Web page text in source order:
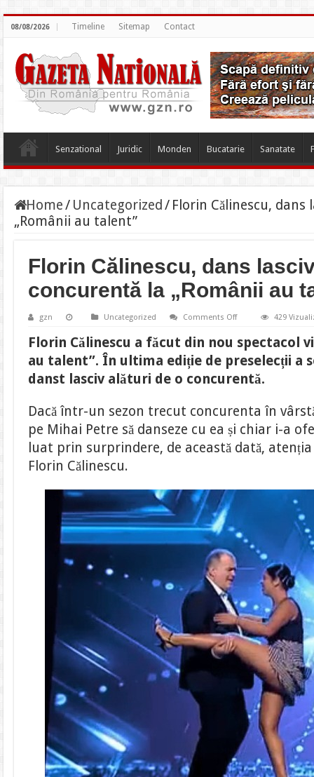
08/08/2026 Timeline Sitemap Contact
Senzational Juridic Monden Bucatarie Sanatate
Home/ Uncategorized / Florin Călinescu, dans
„Românii au talent”
Florin Călinescu, dans
concurentă la „Românii au
gzn Uncategorized Comments Offon
dans
lasciv
cu
concurentă
au
talent”
429
Florin Călinescu a făcut din nou spectacol
au talent”. În ultima ediție de preselecții a
danst lasciv alături de o concurentă.
Dacă într-un sezon trecut concurenta în
pe Mihai Petre să danseze cu ea și chiar i-a
luat prin surprindere, de această dată,
Florin Călinescu.